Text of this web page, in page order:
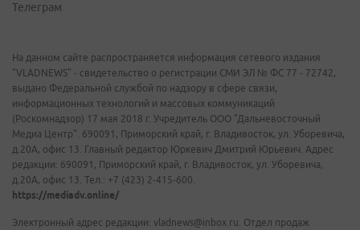
Телеграм
На данном сайте распространяется информация сетевого издания
"VLADNEWS" - свидетельство о регистрации СМИ ЭЛ № ФС 77 - 72742,
выдано Федеральной службой по надзору в сфере связи,
информационных технологий и массовых коммуникаций
(Роскомнадзор) 17 мая 2018 г. Учредитель ООО "Дальневосточный
Медиа Центр". 690091, Приморский край, г. Владивосток, ул. Уборевича,
д.20А, офис 13. Главный редактор Юркевич Дмитрий Юрьевич. Адрес
редакции: 690091, Приморский край, г. Владивосток, ул. Уборевича,
д.20А, офис 13. Тел.: +7 (423) 2-415-600.
https://mediadv.online/
Электронный адрес редакции: vladnews@inbox.ru. Отдел продаж